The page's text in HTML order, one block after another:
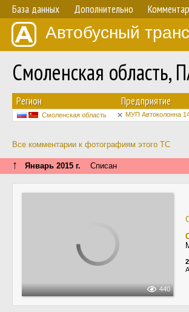
База данных Дополнительно
Автобусный
Смоленская
Регион Предприятие
Смоленская область МУП Автоколонна
Все комментарии к фотографиям этого ТС
↑ Январь 2015 г. Списан
440